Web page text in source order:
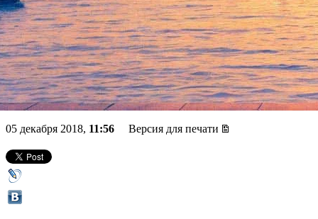
Рига, онлайн, водяные знаки:
как «Артдокфест» готовится
не попасть в списки
Минкульта
05 декабря 2018, 11:56 Версия для печати